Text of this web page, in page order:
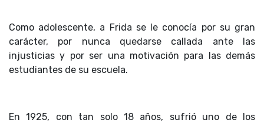
Como adolescente, a Frida se le conocía por su gran
carácter, por nunca quedarse callada ante las
injusticias y por ser una motivación para las demás
estudiantes de su escuela.
En 1925, con tan solo 18 años, sufrió uno de los